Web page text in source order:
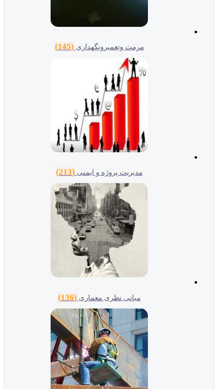
مرمت وتعمیرونگهداری(145)
مدیریت پروژه و ایمنی (213)
مبانی نظری معماری (136)